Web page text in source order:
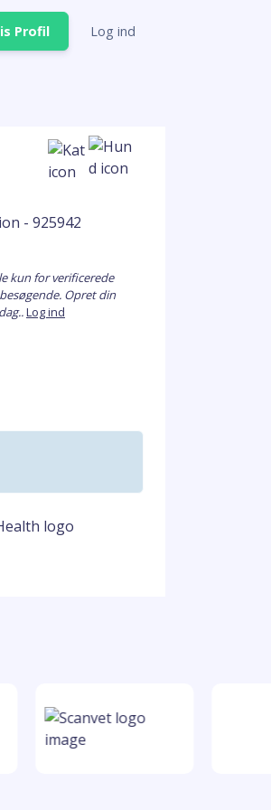
Profil Log ind
kun for verificerede
Opret din
Log ind